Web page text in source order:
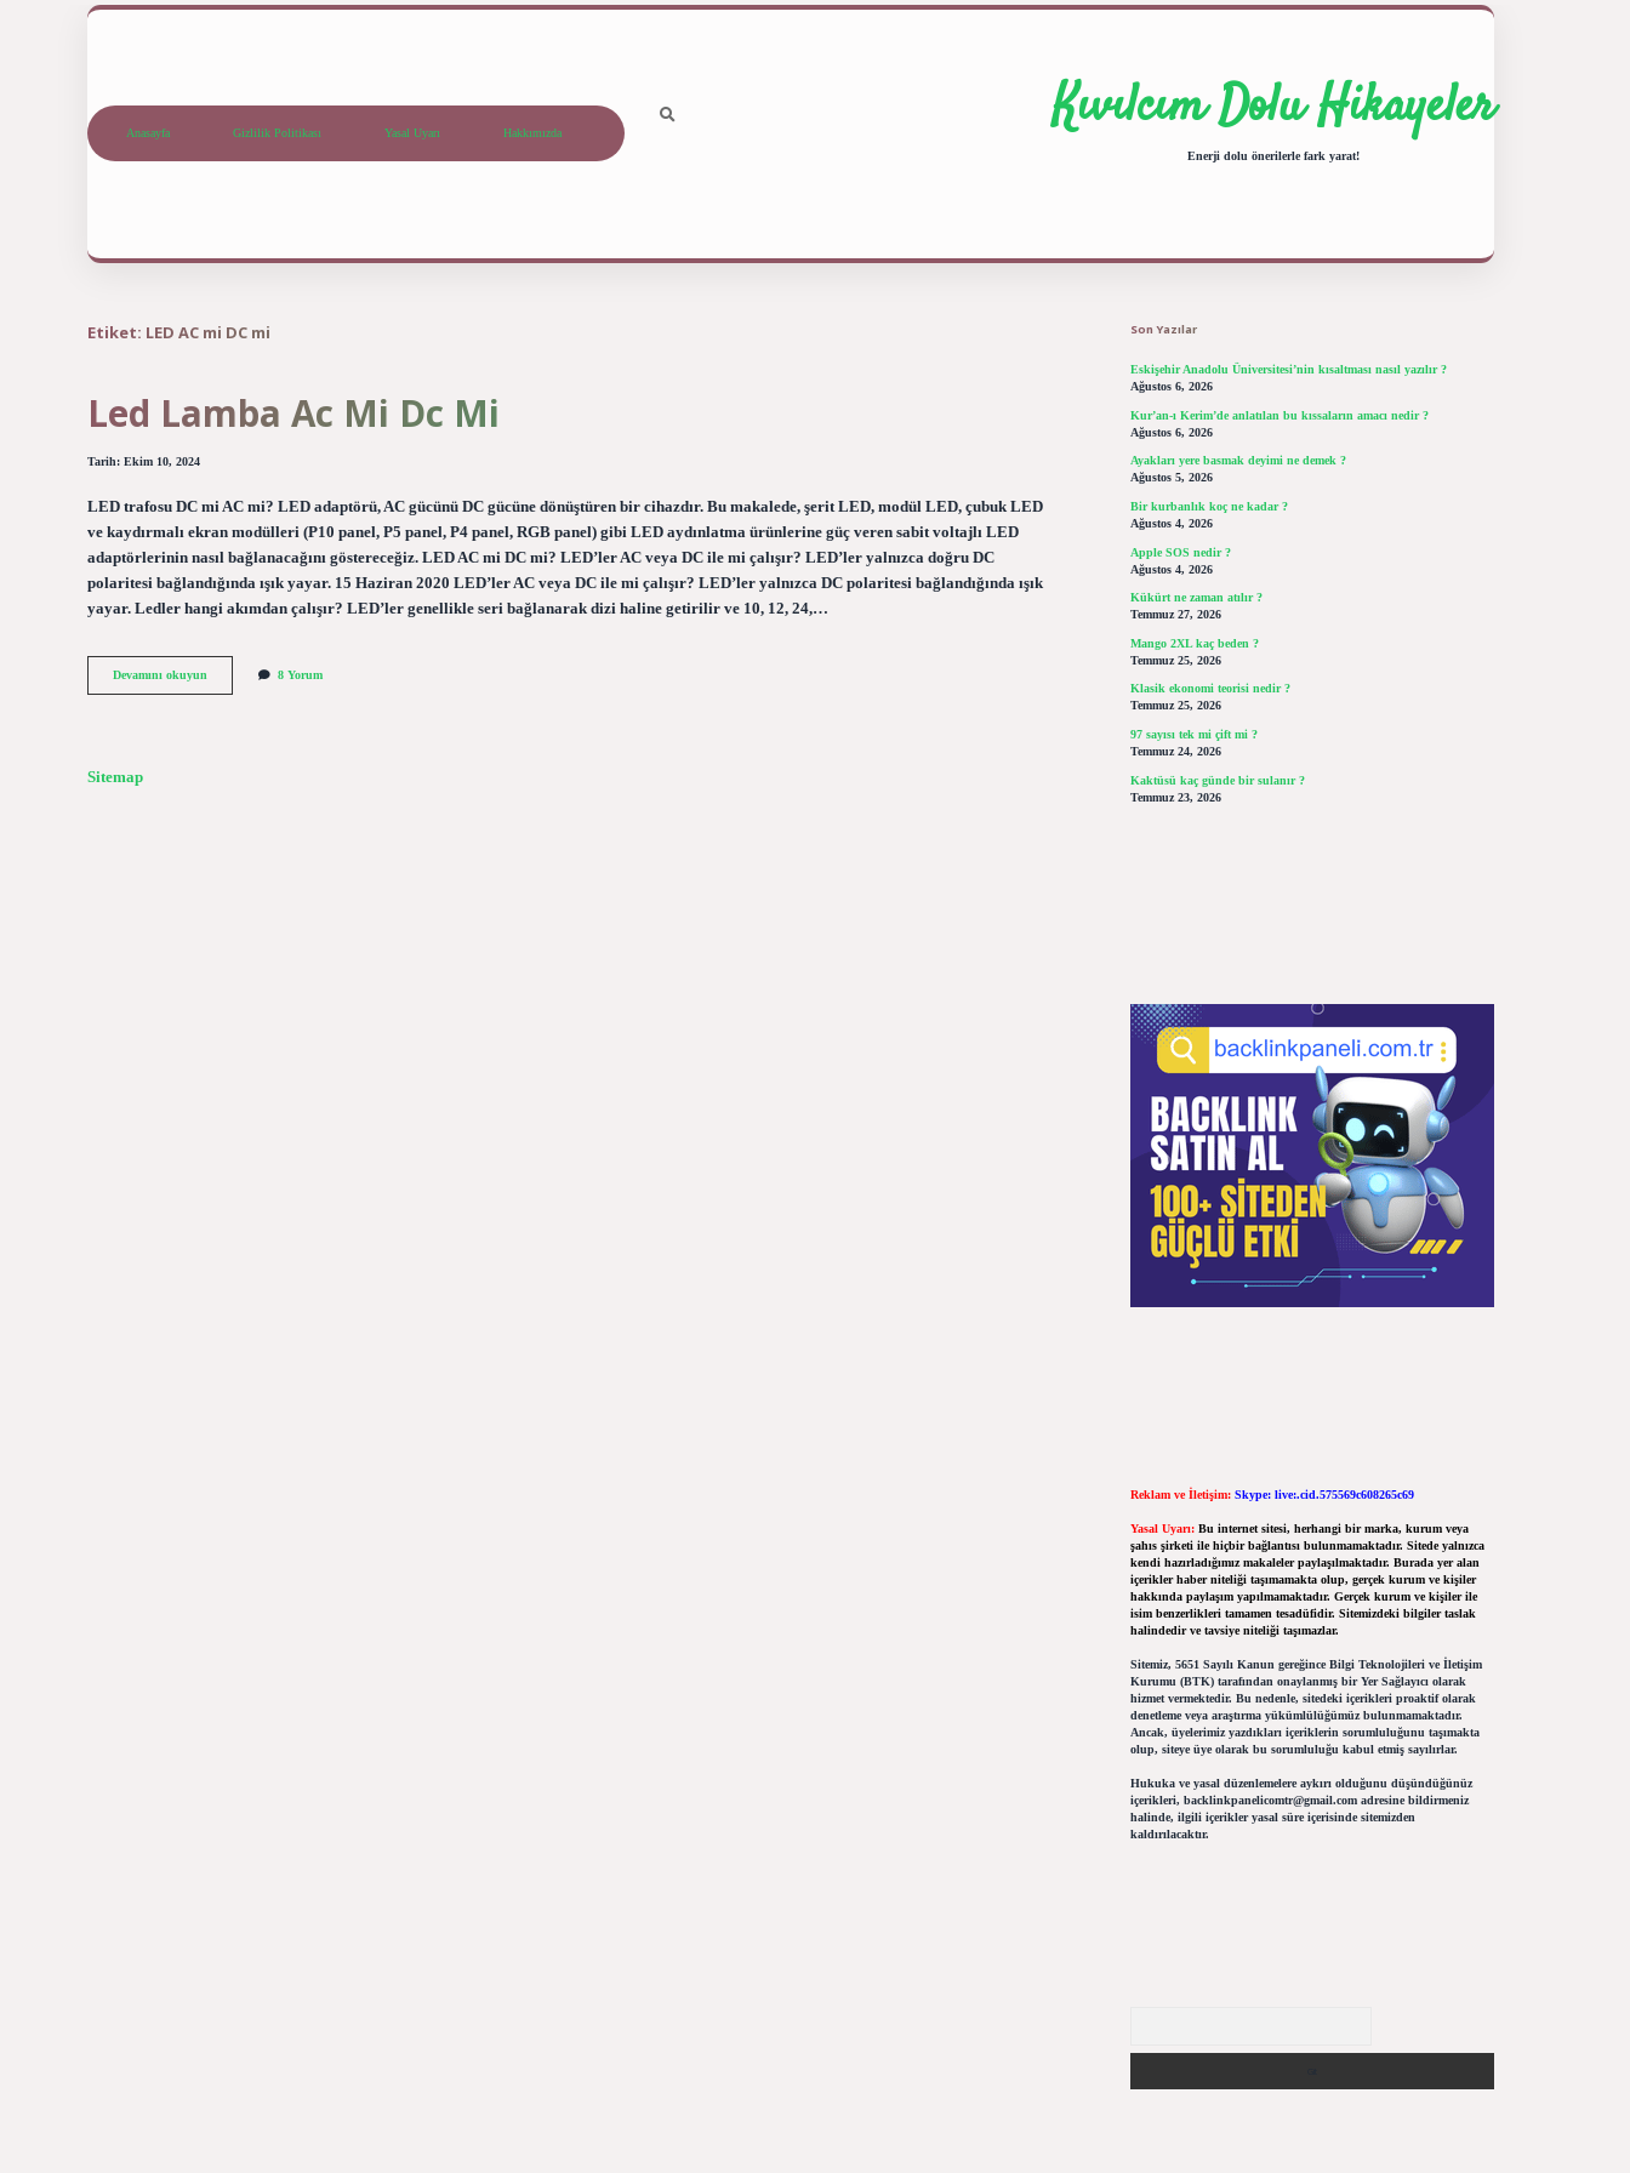
Anasayfa Gizlilik Politikası Yasal Uyarı Hakkımızda Kıvılcım Dolu Hikayeler
Enerji dolu önerilerle fark yarat!
Etiket: LED AC mi DC mi
Led Lamba Ac Mi Dc Mi
Tarih: Ekim 10, 2024
LED trafosu DC mi AC mi? LED adaptörü, AC gücünü DC gücüne dönüştüren bir cihazdır. Bu makalede, şerit LED, modül LED, çubuk LED
ve kaydırmalı ekran modülleri (P10 panel, P5 panel, P4 panel, RGB panel) gibi LED aydınlatma ürünlerine güç veren sabit voltajlı LED
adaptörlerinin nasıl bağlanacağını göstereceğiz. LED AC mi DC mi? LED’ler AC veya DC ile mi çalışır? LED’ler yalnızca doğru DC
polaritesi bağlandığında ışık yayar. 15 Haziran 2020 LED’ler AC veya DC ile mi çalışır? LED’ler yalnızca DC polaritesi bağlandığında ışık
yayar. Ledler hangi akımdan çalışır? LED’ler genellikle seri bağlanarak dizi haline getirilir ve 10, 12, 24,…
Devamını okuyun
Lamba
8 Yorum
Sitemap
Son Yazılar
Eskişehir Anadolu Üniversitesi’nin kısaltması nasıl yazılır ?
Ağustos 6, 2026
Kur’an-ı Kerim’de anlatılan bu kıssaların amacı nedir ?
Ağustos 6, 2026
Ayakları yere basmak deyimi ne demek ?
Ağustos 5, 2026
Bir kurbanlık koç ne kadar ?
Ağustos 4, 2026
Apple SOS nedir ?
Ağustos 4, 2026
Kükürt ne zaman atılır ?
Temmuz 27, 2026
Mango 2XL kaç beden ?
Temmuz 25, 2026
Klasik ekonomi teorisi nedir ?
Temmuz 25, 2026
97 sayısı tek mi çift mi ?
Temmuz 24, 2026
Kaktüsü kaç günde bir sulanır ?
Temmuz 23, 2026
Reklam ve İletişim: Skype: live:.cid.575569c608265c69
Yasal Uyarı: Bu internet sitesi, herhangi bir marka, kurum veya
şahıs şirketi ile hiçbir bağlantısı bulunmamaktadır. Sitede yalnızca
kendi hazırladığımız makaleler paylaşılmaktadır. Burada yer alan
içerikler haber niteliği taşımamakta olup, gerçek kurum ve kişiler
hakkında paylaşım yapılmamaktadır. Gerçek kurum ve kişiler ile
isim benzerlikleri tamamen tesadüfidir. Sitemizdeki bilgiler taslak
halindedir ve tavsiye niteliği taşımazlar.
Sitemiz, 5651 Sayılı Kanun gereğince Bilgi Teknolojileri ve İletişim
Kurumu (BTK) tarafından onaylanmış bir Yer Sağlayıcı olarak
hizmet vermektedir. Bu nedenle, sitedeki içerikleri proaktif olarak
denetleme veya araştırma yükümlülüğümüz bulunmamaktadır.
Ancak, üyelerimiz yazdıkları içeriklerin sorumluluğunu taşımakta
olup, siteye üye olarak bu sorumluluğu kabul etmiş sayılırlar.
Hukuka ve yasal düzenlemelere aykırı olduğunu düşündüğünüz
içerikleri, backlinkpanelicomtr@gmail.comadresine bildirmeniz
halinde, ilgili içerikler yasal süre içerisinde sitemizden
kaldırılacaktır.